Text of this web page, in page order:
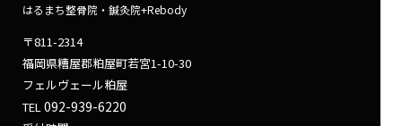
はるまち整骨院・鍼灸院+Rebody
〒811-2314
福岡県糟屋郡粕屋町若宮1-10-30
フェルヴェール粕屋
TEL092-939-6220